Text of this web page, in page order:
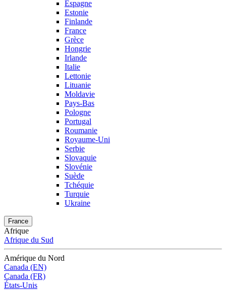
Espagne
Estonie
Finlande
France
Grèce
Hongrie
Irlande
Italie
Lettonie
Lituanie
Moldavie
Pays-Bas
Pologne
Portugal
Roumanie
Royaume-Uni
Serbie
Slovaquie
Slovénie
Suède
Tchéquie
Turquie
Ukraine
France
Afrique
Afrique du Sud
Amérique du Nord
Canada (EN)
Canada (FR)
États-Unis